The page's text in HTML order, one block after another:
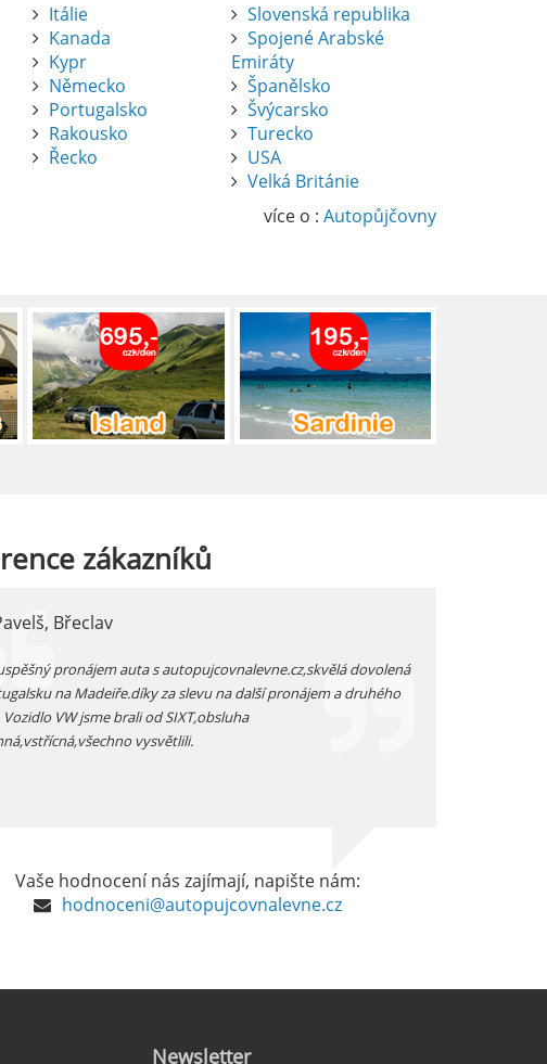
Itálie
Kanada
Kypr
Německo
Portugalsko
Rakousko
Řecko
Slovenská republika
Spojené Arabské
Emiráty
Španělsko
Švýcarsko
Turecko
USA
Velká Británie
více o : Autopůjčovny
zákazníků
Břeclav
pronájem auta s autopujcovnalevne.cz,skvělá dovolená
na Madeiře.díky za slevu na další pronájem a druhého
Vozidlo VW jsme brali od SIXT,obsluha
vysvětlili.
Vaše hodnocení nás zajímají, napište nám:
hodnoceni@autopujcovnalevne.cz
Newsletter